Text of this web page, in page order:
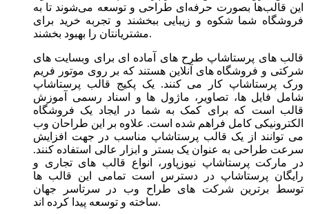
این قالب‌ها بصورت حرفه‌ای طراحی و توسعه می‌شوند تا به
فروشگاه شما شکوه و زیبایی ببخشند و تجربه خرید برای
مشتریانتان را بهبود بخشند.
قالب های پرستاشاپ طرح های آماده ای برای وبسایت های
شرکتی و فروشگاه های آنلاین هستند که بر روی موتور فریم
ورک پرستاشاپ کار می کنند. یک پکیج قالب پرستاشاپ
شامل فایل ها، تصاویر، ماژول ها و اسناد رسمی آموزش
قالب است که برای کمک به شما در ایجاد یک فروشگاه
الکترونیکی کامل فراهم شده است. علاوه بر این طراحان وب
می توانند از یک قالب پرستاشاپ مناسب در جهت افزایش
سرعت طراحی به عنوان یک بستر و ابزار عالی استفاده کنند.
در مارکت پرستاشاپ نیوزپاور، انواع قالب های تجاری و
رایگان پرستاشاپ در دسترس است تمامی این قالب ها
توسط برترین شرکت های طراح وب در سرتاسر جهان
ساخته و توسعه پیدا کرده اند.